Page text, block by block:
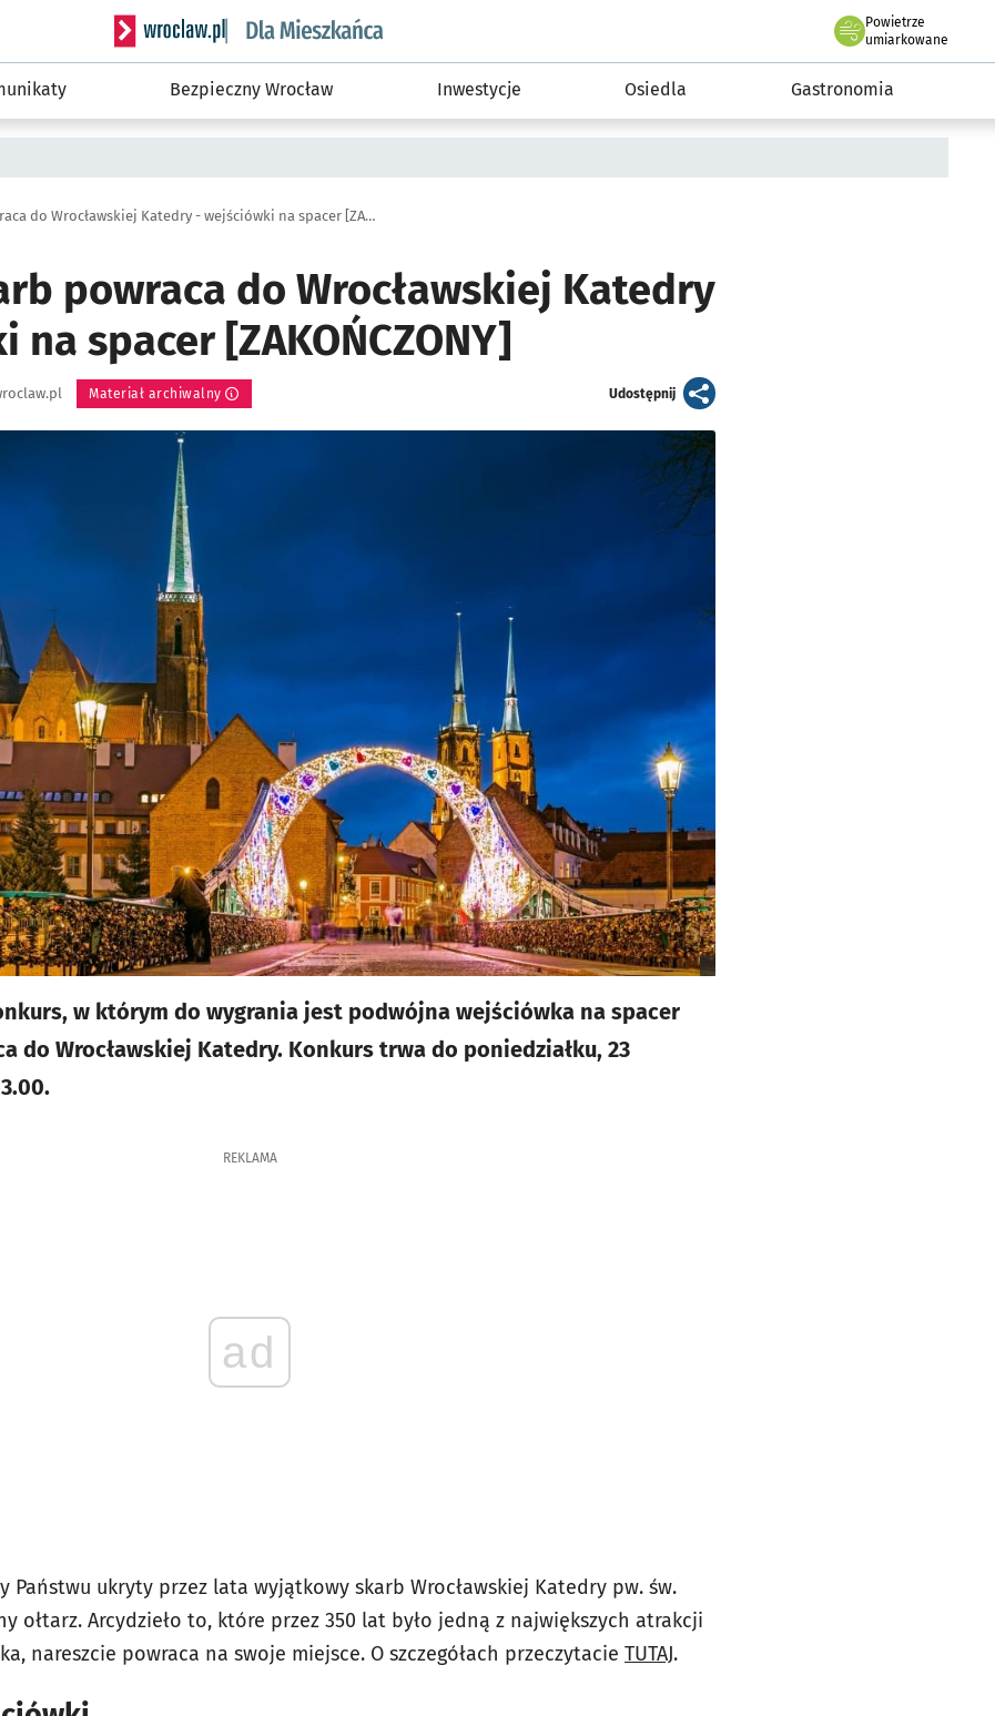
Serwis informacyjny wroclaw.pl podserwis: Dla mieszkańca
Powietrze
we Wrocławiu
umiarkowane
Bezpieczny Wrocław Inwestycje Osiedla Gastronomia
Srebrny skarb powraca do Wrocławskiej Katedry - wejściówki na spacer [ZAKOŃCZONY]
powraca do Wrocławskiej Katedry
spacer [ZAKOŃCZONY]
Materiał archiwalny Udostępnijartykuł
w którym do wygrania jest podwójna wejściówka na spacer
do Wrocławskiej Katedry. Konkurs trwa do poniedziałku, 23
REKLAMA
ad
Państwu ukryty przez lata wyjątkowy skarb Wrocławskiej Katedry pw. św.
ołtarz. Arcydzieło to, które przez 350 lat było jedną z największych atrakcji
nareszcie powraca na swoje miejsce. O szczegółach przeczytacie TUTAJ.